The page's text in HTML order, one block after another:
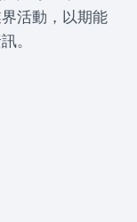
活動，以期能
。